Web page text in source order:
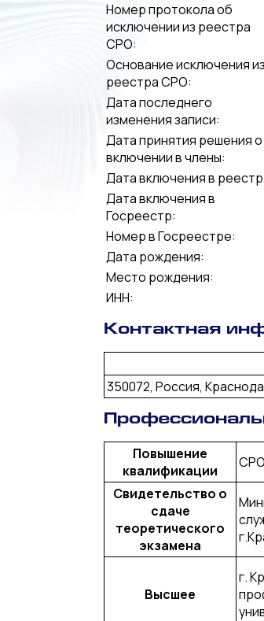
Номер протокола об
исключении из реестра
СРО:
Основание исключения из
реестра СРО:
Дата последнего
изменения записи:
Дата принятия решения о
включении в члены:
Дата включения в
Дата включения в
Госреестр:
Номер в Госреестре:
Дата рождения:
Место рождения:
ИНН:
Контактная
350072, Россия,
Повышение
квалификации
Свидетельство о
сдаче
теоретического
экзамена
Высшее
г.